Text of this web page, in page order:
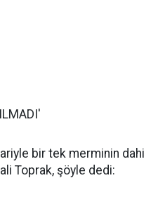
bir tek merminin dahi
Toprak, şöyle dedi: